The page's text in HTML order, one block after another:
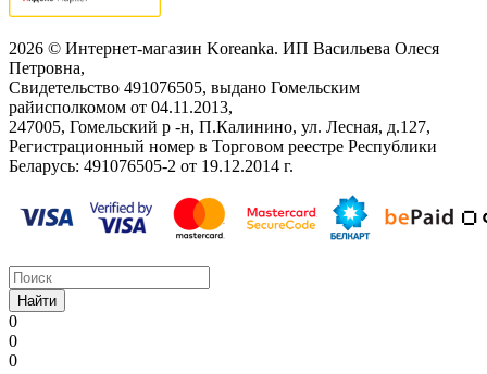
2026 © Интернет-магазин Koreanka. ИП Васильева Олеся
Петровна,
Свидетельство ‎491076505, выдано Гомельским
райисполкомом от 04.11.2013,
247005, Гомельский р -н, П.Калинино, ул. Лесная, д.127,
Регистрационный номер в Торговом реестре Республики
Беларусь: ‎491076505-2 от 19.12.2014 г.
Найти
0
0
0